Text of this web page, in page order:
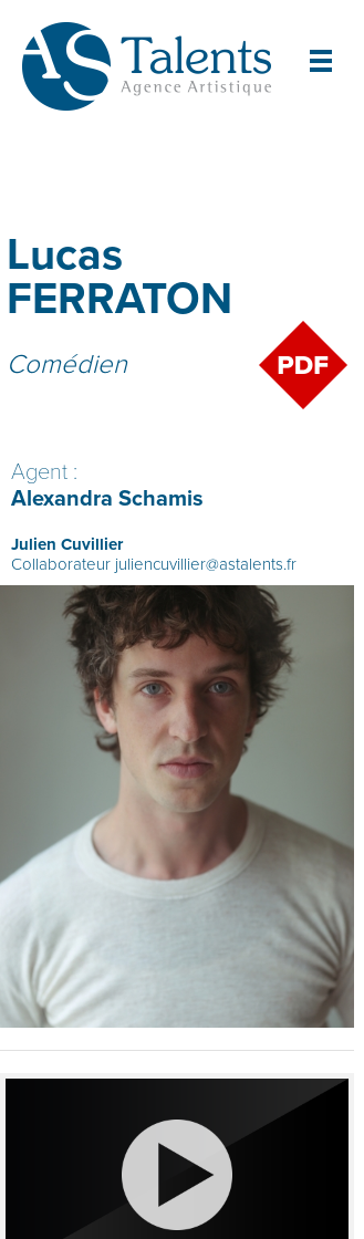
Lucas
FERRATON
Comédien
Agent :
Alexandra Schamis
Julien Cuvillier
Collaborateur juliencuvillier@astalents.fr